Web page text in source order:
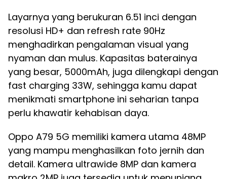
Layarnya yang berukuran 6.51 inci dengan
resolusi HD+ dan refresh rate 90Hz
menghadirkan pengalaman visual yang
nyaman dan mulus. Kapasitas baterainya
yang besar, 5000mAh, juga dilengkapi dengan
fast charging 33W, sehingga kamu dapat
menikmati smartphone ini seharian tanpa
perlu khawatir kehabisan daya.
Oppo A79 5G memiliki kamera utama 48MP
yang mampu menghasilkan foto jernih dan
detail. Kamera ultrawide 8MP dan kamera